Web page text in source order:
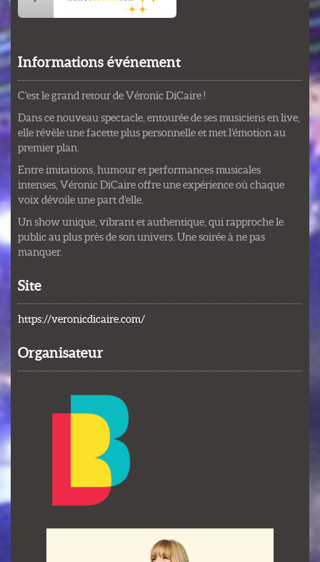
Informations événement
C’est le grand retour de Véronic DiCaire !
Dans ce nouveau spectacle, entourée de ses musiciens en live,
elle révèle une facette plus personnelle et met l’émotion au
premier plan.
Entre imitations, humour et performances musicales
intenses, Véronic DiCaire offre une expérience où chaque
voix dévoile une part d’elle.
Un show unique, vibrant et authentique, qui rapproche le
public au plus près de son univers. Une soirée à ne pas
manquer.
Site
https://veronicdicaire.com/
Organisateur